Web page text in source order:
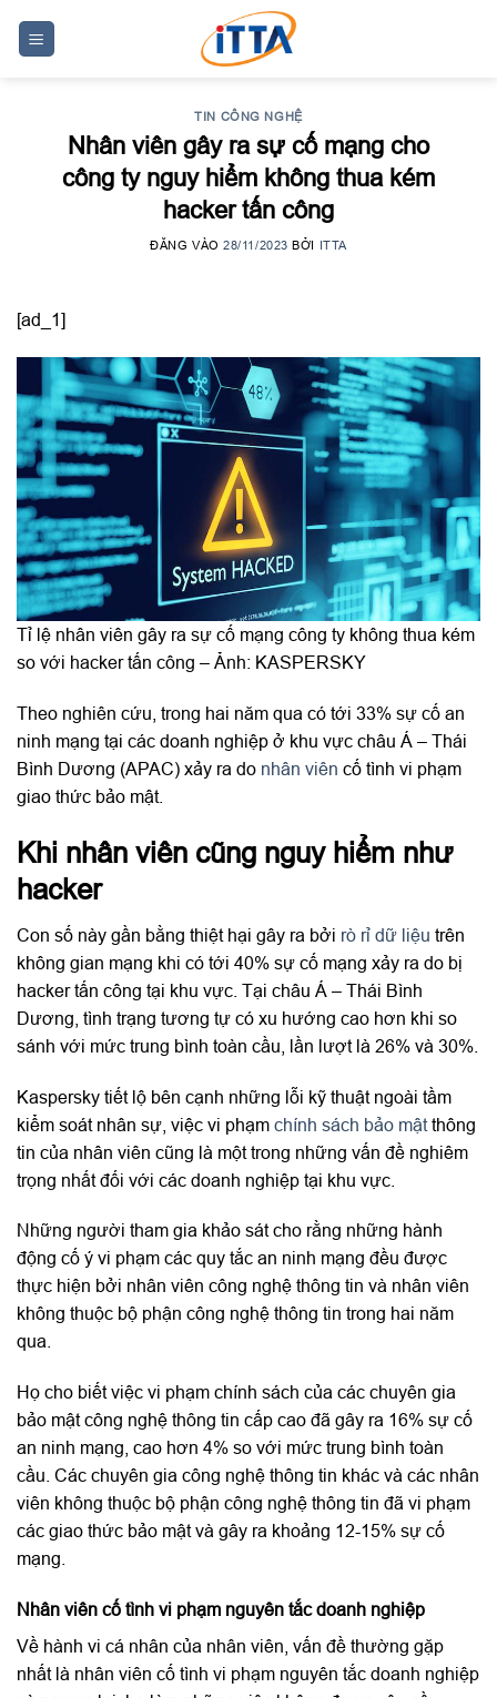
TIN CÔNG NGHỆ
Nhân viên gây ra sự cố mạng cho
công ty nguy hiểm không thua kém
hacker tấn công
ĐĂNG VÀO28/11/2023 BỞI ITTA
[ad_1]
Tỉ lệ nhân viên gây ra sự cố mạng công ty không thua kém
so với hacker tấn công – Ảnh: KASPERSKY
Theo nghiên cứu, trong hai năm qua có tới 33% sự cố an
ninh mạng tại các doanh nghiệp ở khu vực châu Á – Thái
Bình Dương (APAC) xảy ra do nhân viên cố tình vi phạm
giao thức bảo mật.
Khi nhân viên cũng nguy hiểm như
hacker
Con số này gần bằng thiệt hại gây ra bởi rò rỉ dữ liệu trên
không gian mạng khi có tới 40% sự cố mạng xảy ra do bị
hacker tấn công tại khu vực. Tại châu Á – Thái Bình
Dương, tình trạng tương tự có xu hướng cao hơn khi so
sánh với mức trung bình toàn cầu, lần lượt là 26% và 30%.
Kaspersky tiết lộ bên cạnh những lỗi kỹ thuật ngoài tầm
kiểm soát nhân sự, việc vi phạm chính sách bảo mậtthông
tin của nhân viên cũng là một trong những vấn đề nghiêm
trọng nhất đối với các doanh nghiệp tại khu vực.
Những người tham gia khảo sát cho rằng những hành
động cố ý vi phạm các quy tắc an ninh mạng đều được
thực hiện bởi nhân viên công nghệ thông tin và nhân viên
không thuộc bộ phận công nghệ thông tin trong hai năm
qua.
Họ cho biết việc vi phạm chính sách của các chuyên gia
bảo mật công nghệ thông tin cấp cao đã gây ra 16% sự cố
an ninh mạng, cao hơn 4% so với mức trung bình toàn
cầu. Các chuyên gia công nghệ thông tin khác và các nhân
viên không thuộc bộ phận công nghệ thông tin đã vi phạm
các giao thức bảo mật và gây ra khoảng 12-15% sự cố
mạng.
Nhân viên cố tình vi phạm nguyên tắc doanh nghiệp
Về hành vi cá nhân của nhân viên, vấn đề thường gặp
nhất là nhân viên cố tình vi phạm nguyên tắc doanh nghiệp